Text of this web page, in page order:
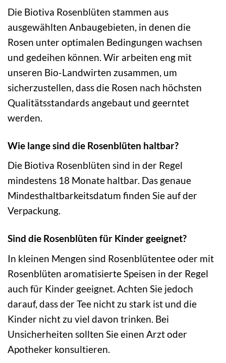
Die Biotiva Rosenblüten stammen aus
ausgewählten Anbaugebieten, in denen die
Rosen unter optimalen Bedingungen wachsen
und gedeihen können. Wir arbeiten eng mit
unseren Bio-Landwirten zusammen, um
sicherzustellen, dass die Rosen nach höchsten
Qualitätsstandards angebaut und geerntet
werden.
Wie lange sind die Rosenblüten haltbar?
Die Biotiva Rosenblüten sind in der Regel
mindestens 18 Monate haltbar. Das genaue
Mindesthaltbarkeitsdatum finden Sie auf der
Verpackung.
Sind die Rosenblüten für Kinder geeignet?
In kleinen Mengen sind Rosenblütentee oder mit
Rosenblüten aromatisierte Speisen in der Regel
auch für Kinder geeignet. Achten Sie jedoch
darauf, dass der Tee nicht zu stark ist und die
Kinder nicht zu viel davon trinken. Bei
Unsicherheiten sollten Sie einen Arzt oder
Apotheker konsultieren.